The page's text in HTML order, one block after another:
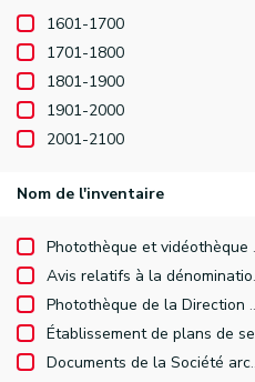
1601-1700
1701-1800
1801-1900
1901-2000
2001-2100
Nom de l'inventaire
Photothèque et vidéothèque de la Direction de l'Identité, des Publications et de l'Edition.
Avis relatifs à la dénomination de voiries publiques (demandes arrivées après le 1er janvier 1977).
Photothèque de la Direction des Recherches hydrauliques
Établissement de plans de secteur
Documents de la Société archéologique de Namur